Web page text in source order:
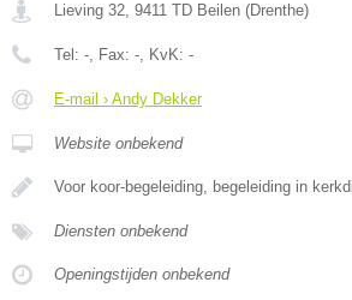
Lieving 32, 9411 TD Beilen (Drenthe)
Tel: -, Fax: -, KvK: -
E-mail › Andy Dekker
Website onbekend
Voor koor-begeleiding, begeleiding in
Diensten onbekend
Openingstijden onbekend